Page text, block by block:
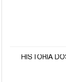
HISTÓRIA